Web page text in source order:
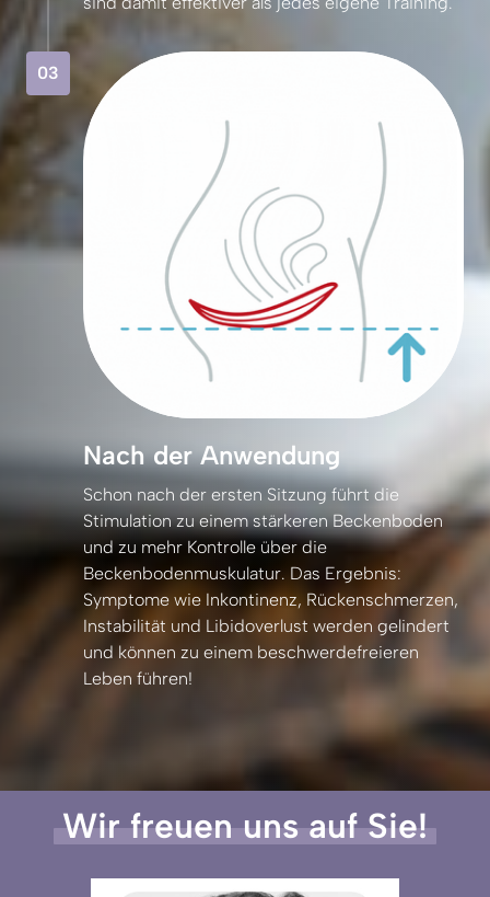
03
Nach der Anwendung
Schon nach der ersten Sitzung führt
Stimulation zu einem stärkeren
Beckenboden
und zu mehr Kontrolle über
die
Beckenbodenmuskulatur. Das
Symptome wie Inkontinenz,
Instabilität und Libidoverlust werden
und können zu einem
Leben führen!
Wir freuen uns auf Sie!